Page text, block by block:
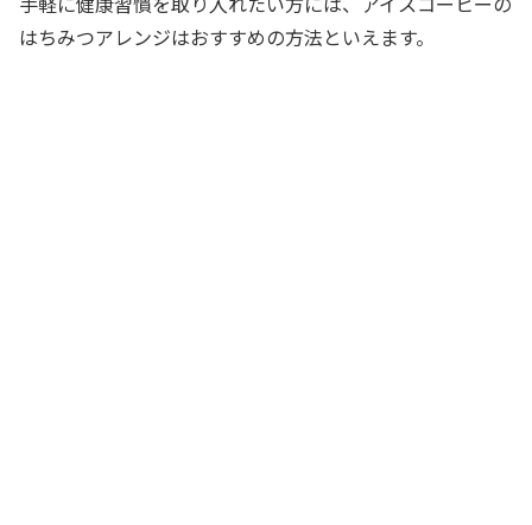
はちみつアレンジはおすすめの方法といえます。